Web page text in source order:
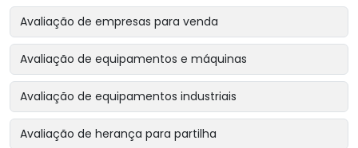
Avaliação de empresas para venda
Avaliação de equipamentos e máquinas
Avaliação de equipamentos industriais
Avaliação de herança para partilha